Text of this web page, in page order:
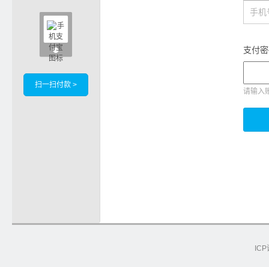

扫一扫付款 >
支付
请输入